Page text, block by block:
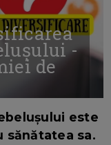
-
de
este
sa.